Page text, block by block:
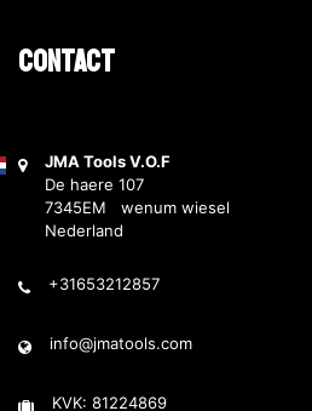
Contact
JMA Tools V.O.F
De haere 107
7345EM wenum wiesel
Nederland
+31653212857
info@jmatools.com
KVK: 81224869